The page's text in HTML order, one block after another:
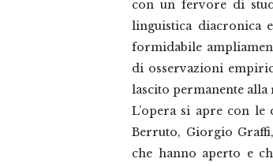
con un fervore di
linguistica diacronica
formidabile
di osservazioni
lascito permanente alla
L’opera si apre con le
Berruto, Giorgio
che hanno aperto e